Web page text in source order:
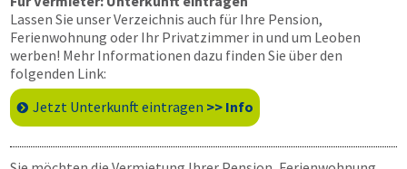
Lassen Sie unser Verzeichnis auch für Ihre Pension,
Ferienwohnung oder Ihr Privatzimmer in und um Leoben
werben! Mehr Informationen dazu finden Sie über den
folgenden Link:
Jetzt Unterkunft eintragen >> Info